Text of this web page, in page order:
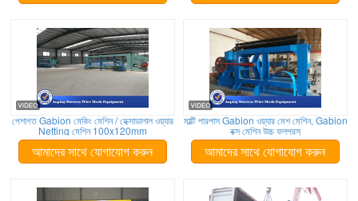
পেশাগত Gabion মেকিং মেশিন / হেক্সাডালাল ওয়্যার
Netting মেশিন 100x120mm
আমাদের সাথে যোগাযোগ করুন
মাল্টি পারপাস Gabion ওয়্যার মেশ মেশিন, Gabion
বক্স মেশিন উচ্চ ফলপ্রসু
আমাদের সাথে যোগাযোগ করুন